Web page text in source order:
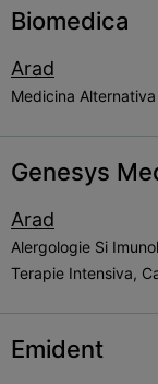
Biomedica
Arad
Medicina Alternativa
Genesys
Arad
Alergologie Si
Terapie Intensiva,
Emident